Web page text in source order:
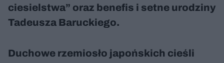
ciesielstwa” oraz benefis i setne urodziny
Tadeusza Baruckiego.
Duchowe rzemiosło japońskich cieśli